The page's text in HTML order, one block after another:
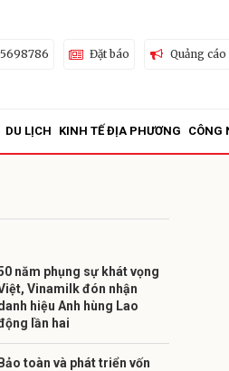
Đặt báo Quảng cáo
DU LỊCH KINH TẾ ĐỊA PHƯƠNG CÔNG
năm phụng sự khát vọng
Vinamilk đón nhận
hiệu Anh hùng Lao
lần hai
Bảo toàn và phát triển vốn